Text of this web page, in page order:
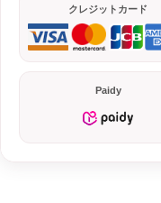
クレジットカード
Paidy